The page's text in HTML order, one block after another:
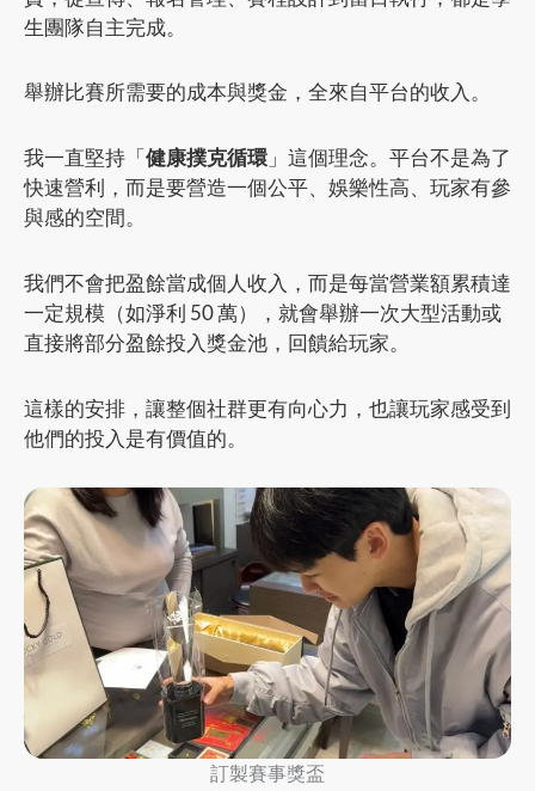
生團隊自主完成。
舉辦比賽所需要的成本與獎金，全來自平台的收入。
我一直堅持「健康撲克循環 」這個理念。平台不是為了
快速營利，而是要營造一個公平、娛樂性高、玩家有參
與感的空間。
我們不會把盈餘當成個人收入，而是每當營業額累積達
一定規模（如淨利 50 萬），就會舉辦一次大型活動或
直接將部分盈餘投入獎金池，回饋給玩家。
這樣的安排，讓整個社群更有向心力，也讓玩家感受到
他們的投入是有價值的。
訂製賽事獎盃